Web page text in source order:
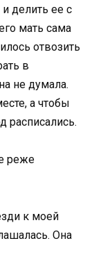
делить ее с
мать сама
отвозить
в
не думала.
а чтобы
расписались.
реже
к моей
Она